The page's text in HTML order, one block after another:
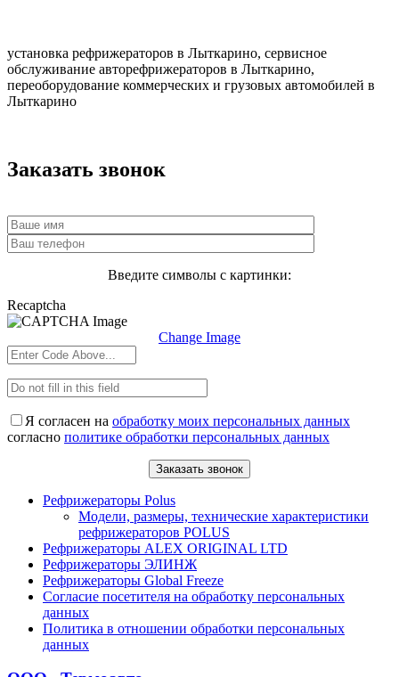
установка рефрижераторов в Лыткарино, сервисное
обслуживание авторефрижераторов в Лыткарино,
переоборудование коммерческих и грузовых автомобилей в
Лыткарино
Заказать звонок
Введите символы с картинки:
Recaptcha
Change Image
Я согласен на обработку моих персональных данных
согласно политике обработки персональных данных
Рефрижераторы Polus
Модели, размеры, технические характеристики
рефрижераторов POLUS
Рефрижераторы ALEX ORIGINAL LTD
Рефрижераторы ЭЛИНЖ
Рефрижераторы Global Freeze
Согласие посетителя на обработку персональных
данных
Политика в отношении обработки персональных
данных